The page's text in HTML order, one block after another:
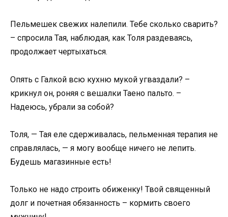
Пельмешек свежих налепили. Тебе сколько сварить?
– спросила Тая, наблюдая, как Толя раздеваясь,
продолжает чертыхаться.
Опять с Галкой всю кухню мукой угваздали? –
крикнул он, роняя с вешалки Таено пальто. –
Надеюсь, убрали за собой?
Толя, — Тая еле сдерживалась, пельменная терапия не
справлялась, — я могу вообще ничего не лепить.
Будешь магазинные есть!
Только не надо строить обиженку! Твой священный
долг и почетная обязанность – кормить своего